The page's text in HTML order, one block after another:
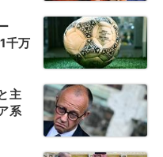
千万
主
系